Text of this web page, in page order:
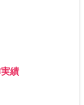
績